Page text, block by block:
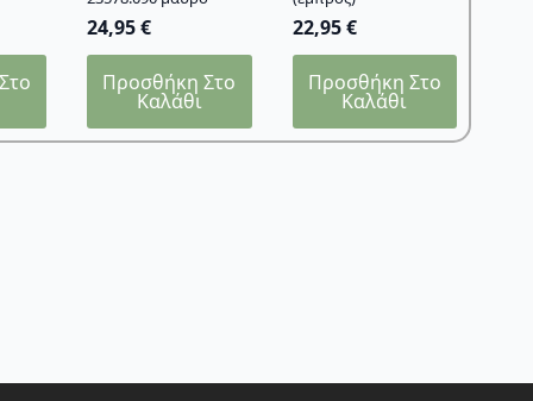
24,95€
Προσθήκη Στο
Καλάθι
22,95€
Προσθήκη Στο
Καλάθι